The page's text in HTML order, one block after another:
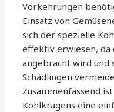
Vorkehrungen
Einsatz von
sich der spezielle
effektiv erwiesen, da
angebracht wird
Schädlingen
Zusammenfassend
Kohlkragens eine